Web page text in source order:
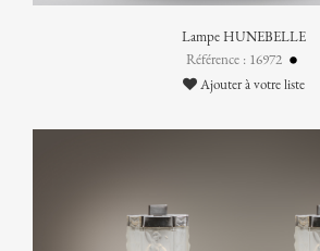
Lampe HUNEBELLE
Référence : 16972
Ajouter à votre liste